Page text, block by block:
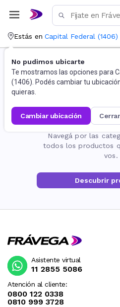
Estás en Capital Federal (1406)
No pudimos ubicarte
Te mostramos las opciones para
(1406). Podés cambiar tu
quieras.
cambiar ubicación cerrar
La página
Navegá por las
todos los productos
vos.
Descubrir
Atención al cliente:
0800 122 0338
0810 999 3728
Asistente virtual
11 2855 5086